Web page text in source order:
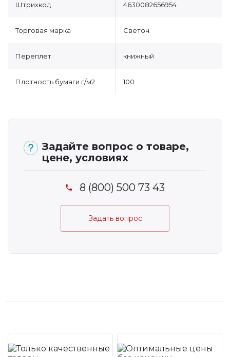
Штрихкод 4630082656954
Торговая марка Светоч
Переплет книжный
Плотность бумаги г/м2 100
Задайте вопрос о товаре,
цене, условиях
8 (800) 500 73 43
Задать вопрос